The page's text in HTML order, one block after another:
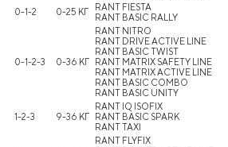
0-1-2
0-25 КГ
RANT FIESTA
RANT BASIC RALLY
0-1-2-3 0-36 КГ
RANT NITRO
RANT DRIVE ACTIVE LINE
RANT BASIC TWIST
RANT MATRIX SAFETY LINE
RANT MATRIX ACTIVE LINE
RANT BASIC COMBO
RANT BASIC UNITY
1-2-3 9-36 КГ
RANT IQ ISOFIX
RANT BASIC SPARK
RANT TAXI
RANT FLYFIX